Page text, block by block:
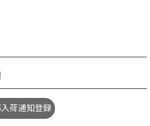
荷通知登録